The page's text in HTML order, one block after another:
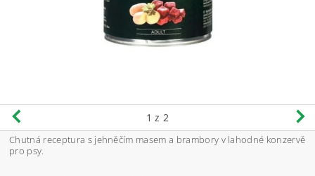
1 z 2
Chutná receptura s jehněčím masem a brambory v lahodné konzervě
pro psy.